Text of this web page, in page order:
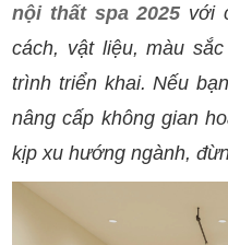
nội thất spa 2025 với
cách, vật liệu, màu
trình triển khai. Nếu
nâng cấp không gian
kịp xu hướng ngành,